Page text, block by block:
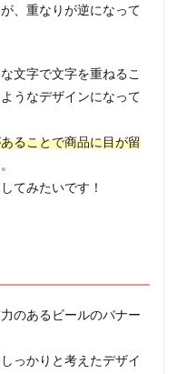
、重なりが逆になって
文字で文字を重ねるこ
うなデザインになって
ることで商品に目が留
てみたいです！
のあるビールのバナー
っかりと考えたデザイ